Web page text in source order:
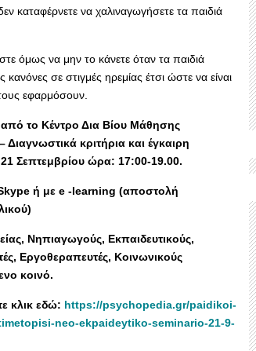
καταφέρνετε να χαλιναγωγήσετε τα παιδιά
όμως να μην το κάνετε όταν τα παιδιά
σε στιγμές ηρεμίας έτσι ώστε να είναι
εφαρμόσουν.
από το Κέντρο Δια Βίου Μάθησης
κριτήρια και έγκαιρη
21 Σεπτεμβρίου ώρα: 17:00-19.00.
ή με e -learning (αποστολή
Νηπιαγωγούς, Εκπαιδευτικούς,
Εργοθεραπευτές, Κοινωνικούς
κοινό.
κλικ εδώ: https://psychopedia.gr/paidikoi-
neo-ekpaideytiko-seminario-21-9-